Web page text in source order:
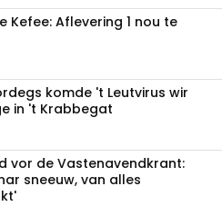
Kefee: Aflevering 1 nou te
komde 't Leutvirus wir
in 't Krabbegat
vor de Vastenavendkrant:
sneeuw, van alles